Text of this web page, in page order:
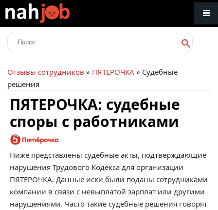
Отзывы сотрудников » ПЯТЕРОЧКА » Судебные
решения
ПЯТЕРОЧКА: судебные
споры с работниками
Ниже представлены судебные акты, подтверждающие
нарушения Трудового Кодекса для организации
ПЯТЕРОЧКА. Данные иски были поданы сотрудниками
компании в связи с невыплатой зарплат или другими
нарушениями. Часто такие судебные решения говорят